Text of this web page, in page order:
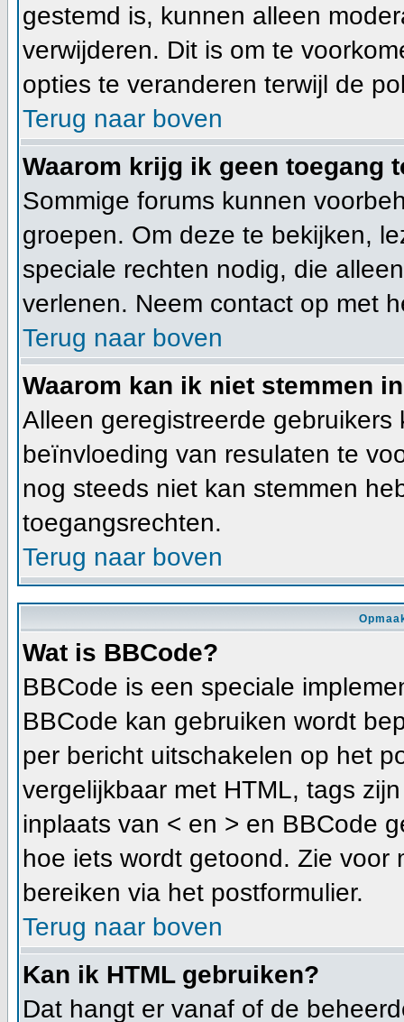
gestemd is, kunnen alleen
verwijderen. Dit is om te
opties te veranderen terwijl de
Terug naar boven
Waarom krijg ik geen toegang
Sommige forums kunnen
groepen. Om deze te bekijken,
speciale rechten nodig, die
verlenen. Neem contact op met
Terug naar boven
Waarom kan ik niet stemmen
Alleen geregistreerde
beïnvloeding van resulaten te
nog steeds niet kan stemmen
toegangsrechten.
Terug naar boven
Wat is BBCode?
BBCode is een speciale
BBCode kan gebruiken wordt
per bericht uitschakelen op het
vergelijkbaar met HTML, tags
inplaats van < en > en BBCode
hoe iets wordt getoond. Zie voor
bereiken via het postformulier.
Terug naar boven
Kan ik HTML gebruiken?
Dat hangt er vanaf of de